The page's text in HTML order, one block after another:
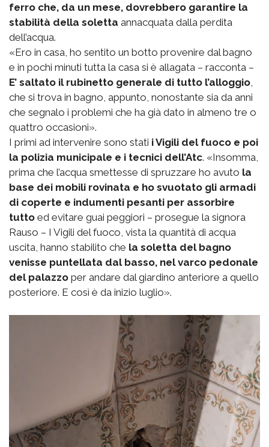
ferro che, da un mese, dovrebbero garantire la
stabilità della soletta annacquata dalla perdita
dell’acqua.
«Ero in casa, ho sentito un botto provenire dal bagno
e in pochi minuti tutta la casa si è allagata – racconta –
E’ saltato il rubinetto generale di tutto l’alloggio
che si trova in bagno, appunto, nonostante sia da anni
che segnalo i problemi che ha già dato in almeno tre o
quattro occasioni».
I primi ad intervenire sono stati i Vigili del fuoco e poi
la polizia municipale e i tecnici dell’Atc. «Insomma,
prima che l’acqua smettesse di spruzzare ho avuto la
base dei mobili rovinata e ho svuotato gli armadi
di coperte e indumenti pesanti per assorbire
tutto ed evitare guai peggiori – prosegue la signora
Rauso – I Vigili del fuoco, vista la quantità di acqua
uscita, hanno stabilito che la soletta del bagno
venisse puntellata dal basso, nel varco pedonale
del palazzo per andare dal giardino anteriore a quello
posteriore. E così è da inizio luglio».